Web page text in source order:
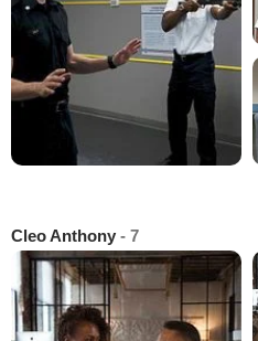
Cleo Anthony - 7